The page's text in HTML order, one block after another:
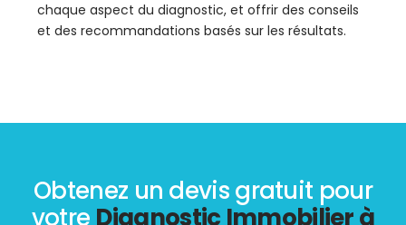
chaque aspect du diagnostic, et offrir des conseils
et des recommandations basés sur les résultats.
Obtenez un devis gratuit pour
votre Diagnostic Immobilier à